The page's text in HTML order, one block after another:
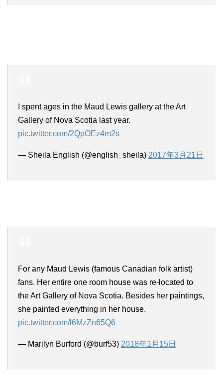
I spent ages in the Maud Lewis gallery at the Art
Gallery of Nova Scotia last year.
pic.twitter.com/2QpOEz4m2s
— Sheila English (@english_sheila) 2017年3月21日
For any Maud Lewis (famous Canadian folk artist)
fans. Her entire one room house was re-located to
the Art Gallery of Nova Scotia. Besides her paintings,
she painted everything in her house.
pic.twitter.com/l6MzZn65Q6
— Marilyn Burford (@burf53) 2018年1月15日